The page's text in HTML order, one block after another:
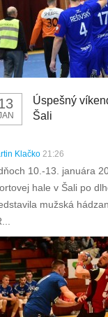
Úspešný
Šali
Klačko 21:26
10.-13. januára
hale v Šali po
mužská